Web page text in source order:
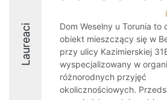
Laureaci
Dom Weselny u Torunia to
obiekt mieszczący się w
przy ulicy Kazimierskiej
wyspecjalizowany w
różnorodnych przyjęć
okolicznościowych.